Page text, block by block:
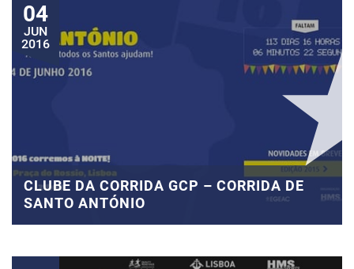
04
JUN
2016
CLUBE DA CORRIDA GCP – CORRIDA DE
SANTO ANTÓNIO